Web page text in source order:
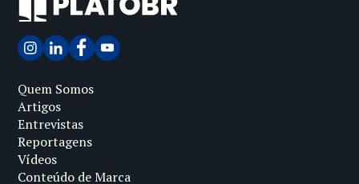
Quem Somos
Artigos
Entrevistas
Reportagens
Vídeos
Conteúdo de Marca